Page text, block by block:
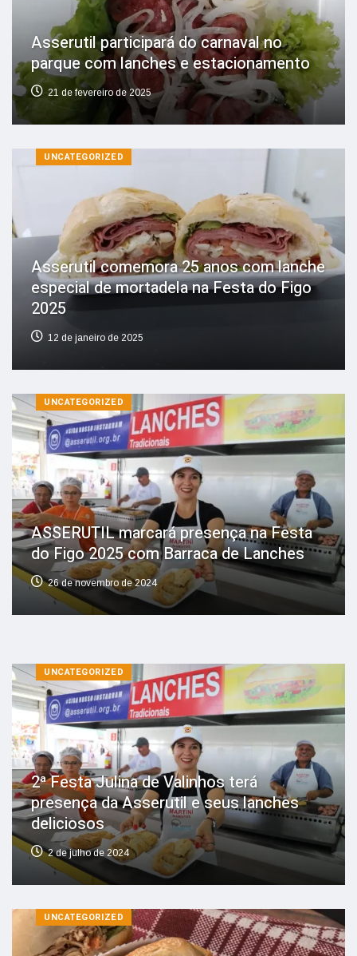
Asserutil participará do carnaval no
parque com lanches e estacionamento
21 de fevereiro de 2025
UNCATEGORIZED
Asserutil comemora 25 anos com lanche
especial de mortadela na Festa do Figo
2025
12 de janeiro de 2025
UNCATEGORIZED
ASSERUTIL marcará presença na Festa
do Figo 2025 com Barraca de Lanches
26 de novembro de 2024
UNCATEGORIZED
2ª Festa Julina de Valinhos terá
presença da Asserutil e seus lanches
deliciosos
2 de julho de 2024
UNCATEGORIZED